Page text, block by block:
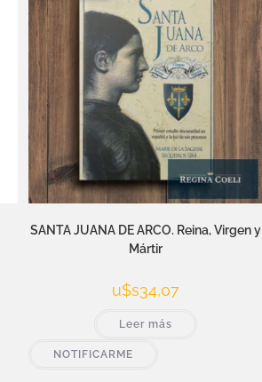
SANTA JUANA DE ARCO. Reina, Virgen y
Mártir
u$s34,07
Leer más
NOTIFICARME